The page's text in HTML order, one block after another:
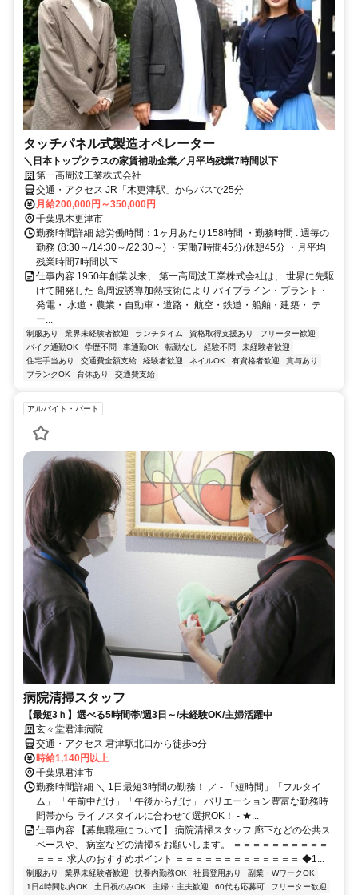
タッチパネル式製造オペレーター
＼日本トップクラスの家賃補助企業／月平均残業7時間以下
第一高周波工業株式会社
交通・アクセス JR「木更津駅」からバスで25分
月給200,000円～350,000円
千葉県木更津市
勤務時間詳細 総労働時間：1ヶ月あたり158時間 ・勤務時間 : 週毎の
勤務 (8:30～/14:30～/22:30～) ・実働7時間45分/休憩45分 ・月平均
残業時間7時間以下
仕事内容 1950年創業以来、 第一高周波工業株式会社は、 世界に先駆
けて開発した 高周波誘導加熱技術により パイプライン・プラント・
発電・ 水道・農業・自動車・道路・ 航空・鉄道・船舶・建築・ テ
ー...
制服あり 業界未経験者歓迎 ランチタイム 資格取得支援あり
フリーター歓迎
バイク通勤OK
学歴不問 車通勤OK 転勤なし 経験不問
未経験者歓迎
住宅手当あり
交通費全額支給 経験者歓迎 ネイルOK 有資格者歓迎
賞与あり
ブランクOK
育休あり 交通費支給
アルバイト・パート
病院清掃スタッフ
【最短3ｈ】選べる5時間帯/週3日～/未経験OK/主婦活躍中
玄々堂君津病院
交通・アクセス 君津駅北口から徒歩5分
時給1,140円以上
千葉県君津市
勤務時間詳細 ＼ 1日最短3時間の勤務！ ／ - 「短時間」「フルタイ
ム」 「午前中だけ」「午後からだけ」 バリエーション豊富な勤務時
間帯から ライフスタイルに合わせて選択OK！ - ★...
仕事内容 【募集職種について】 病院清掃スタッフ 廊下などの公共ス
ペースや、 病室などの清掃をお願いします。 ＝＝＝＝＝＝＝＝＝＝
＝＝＝ 求人のおすすめポイント ＝＝＝＝＝＝＝＝＝＝＝＝＝ ◆1...
制服あり 業界未経験者歓迎 扶養内勤務OK 社員登用あり
副業・WワークOK
1日4時間以内OK
土日祝のみOK 主婦・主夫歓迎 60代も応募可
フリーター歓迎